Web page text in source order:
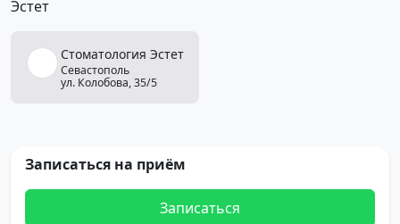
Эстет
Стоматология Эстет
Севастополь
ул. Колобова, 35/5
Записаться на приём
Записаться